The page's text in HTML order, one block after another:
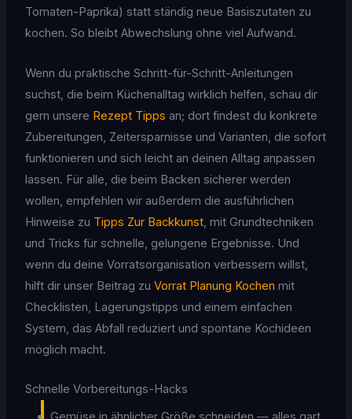
Tomaten-Paprika) statt ständig neue Basiszutaten zu
kochen. So bleibt Abwechslung ohne viel Aufwand.
Wenn du praktische Schritt-für-Schritt-Anleitungen
suchst, die beim Küchenalltag wirklich helfen, schau dir
gern unsere Rezept Tipps an; dort findest du konkrete
Zubereitungen, Zeitersparnisse und Varianten, die sofort
funktionieren und sich leicht an deinen Alltag anpassen
lassen. Für alle, die beim Backen sicherer werden
wollen, empfehlen wir außerdem die ausführlichen
Hinweise zu Tipps Zur Backkunst, mit Grundtechniken
und Tricks für schnelle, gelungene Ergebnisse. Und
wenn du deine Vorratsorganisation verbessern willst,
hilft dir unser Beitrag zu Vorrat Planung Kochen mit
Checklisten, Lagerungstipps und einem einfachen
System, das Abfall reduziert und spontane Kochideen
möglich macht.
Schnelle Vorbereitungs-Hacks